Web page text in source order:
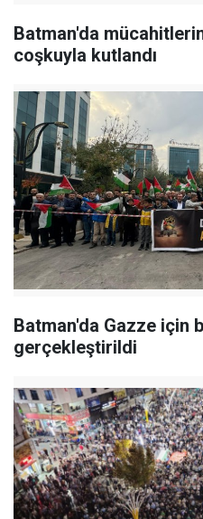
Batman'da
coşkuyla kutlandı
Batman'da Gazze için
gerçekleştirildi